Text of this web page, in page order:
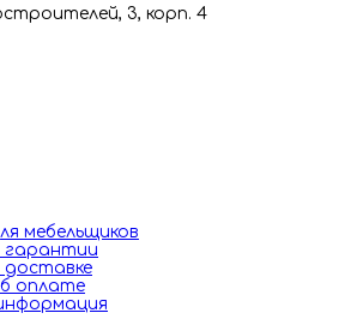
3, корп. 4
мебельщиков
гарантии
оплате